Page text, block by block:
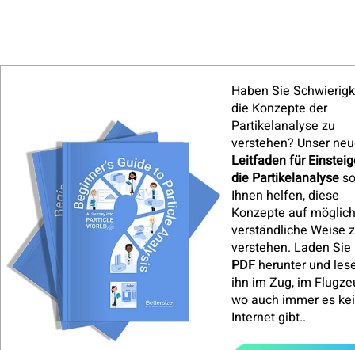
Haben Sie
die Konzepte der
Partikelanalyse zu
verstehen? Unser
Leitfaden für
die Partikelanalyse
Ihnen helfen, diese
Konzepte auf
verständliche Weise
verstehen. Laden
PDF herunter und
ihn im Zug, im
wo auch immer es
Internet gibt..